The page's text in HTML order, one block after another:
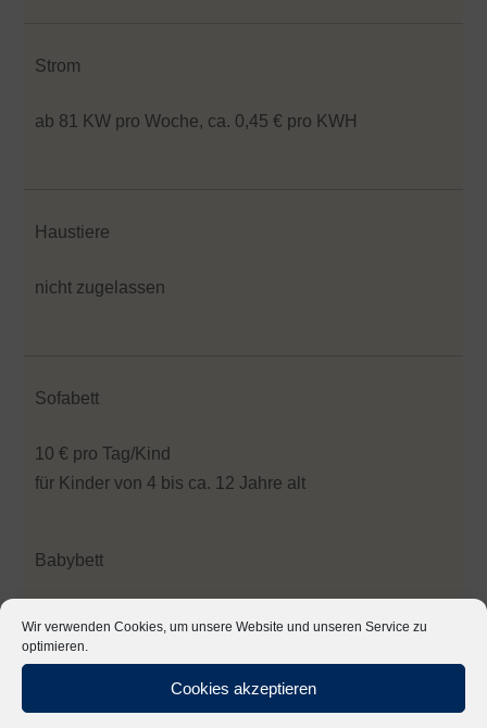
Wir verwenden Cookies, um unsere Website und unseren Service zu
optimieren.
Cookies akzeptieren
Strom
ab 81 KW pro Woche, ca. 0,45 € pro KWH
Haustiere
nicht zugelassen
Sofabett
10 € pro Tag/Kind
für Kinder von 4 bis ca. 12 Jahre alt
Babybett